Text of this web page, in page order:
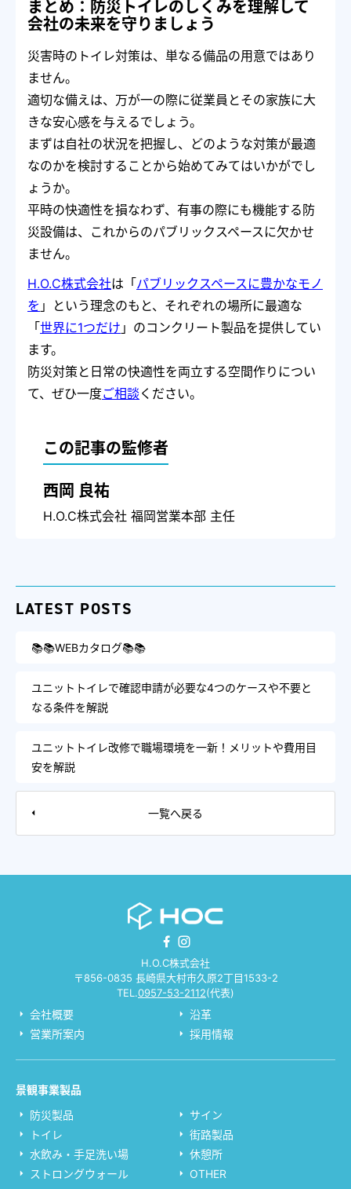
まとめ：防災トイレのしくみを理解して
会社の未来を守りましょう
災害時のトイレ対策は、単なる備品の用意ではあり
ません。
適切な備えは、万が一の際に従業員とその家族に大
きな安心感を与えるでしょう。
まずは自社の状況を把握し、どのような対策が最適
なのかを検討することから始めてみてはいかがでし
ょうか。
平時の快適性を損なわず、有事の際にも機能する防
災設備は、これからのパブリックスペースに欠かせ
ません。
H.O.C株式会社は「パブリックスペースに豊かなモノ
を 」という理念のもと、それぞれの場所に最適な
「世界に1つだけ 」のコンクリート製品を提供してい
ます。
防災対策と日常の快適性を両立する空間作りについ
て、ぜひ一度ご相談 ください。
この記事の監修者
西岡 良祐
H.O.C株式会社 福岡営業本部 主任
LATEST POSTS
📚📚WEBカタログ📚📚
ユニットトイレで確認申請が必要な4つのケースや不要と
なる条件を解説
ユニットトイレ改修で職場環境を一新！メリットや費用目
安を解説
一覧へ戻る
H.O.C株式会社
〒856-0835 長崎県大村市久原2丁目1533-2
TEL.0957-53-2112(代表)
会社概要
沿革
営業所案内
採用情報
景観事業製品
防災製品
トイレ
水飲み・手足洗い場
ストロングウォール
サイン
街路製品
休憩所
OTHER